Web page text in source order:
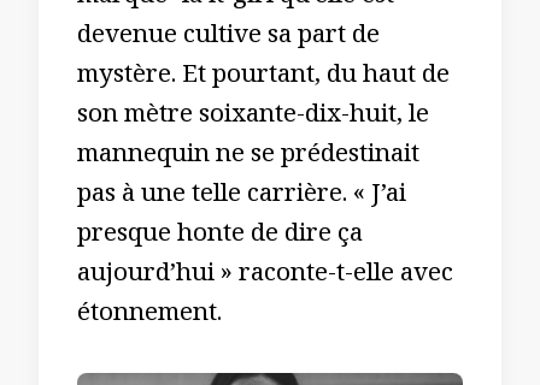
devenue cultive sa part de
mystère. Et pourtant, du haut de
son mètre soixante-dix-huit, le
mannequin ne se prédestinait
pas à une telle carrière. « J’ai
presque honte de dire ça
aujourd’hui » raconte-t-elle avec
étonnement.